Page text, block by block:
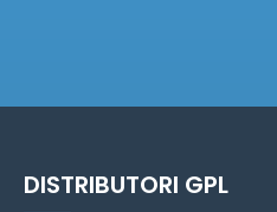
DISTRIBUTORI GPL